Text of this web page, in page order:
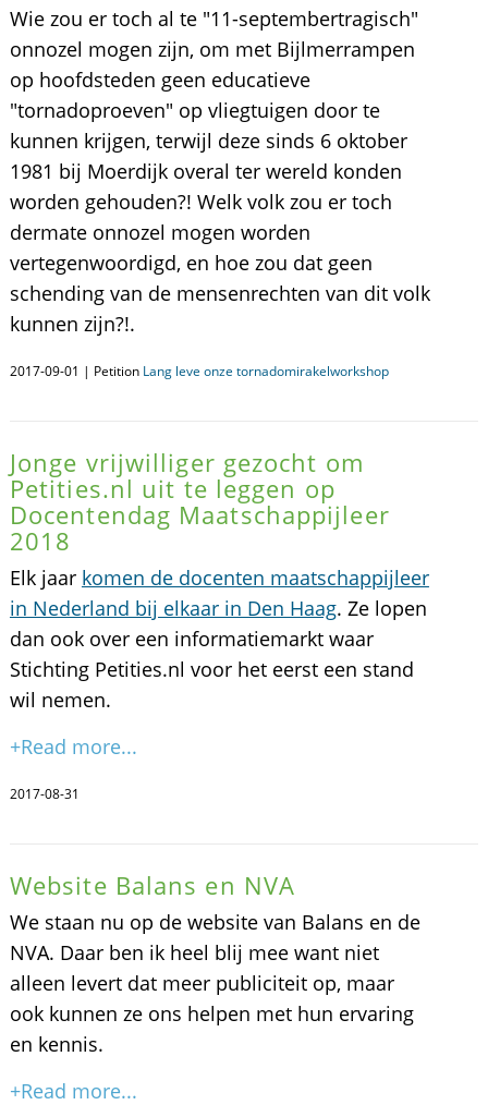
Wie zou er toch al te "11-septembertragisch"
onnozel mogen zijn, om met Bijlmerrampen
op hoofdsteden geen educatieve
"tornadoproeven" op vliegtuigen door te
kunnen krijgen, terwijl deze sinds 6 oktober
1981 bij Moerdijk overal ter wereld konden
worden gehouden?! Welk volk zou er toch
dermate onnozel mogen worden
vertegenwoordigd, en hoe zou dat geen
schending van de mensenrechten van dit volk
kunnen zijn?!.
2017-09-01 | Petition Lang leve onze tornadomirakelworkshop
Jonge vrijwilliger gezocht om
Petities.nl uit te leggen op
Docentendag Maatschappijleer
2018
Elk jaar komen de docenten maatschappijleer
in Nederland bij elkaar in Den Haag. Ze lopen
dan ook over een informatiemarkt waar
Stichting Petities.nl voor het eerst een stand
wil nemen.
+Read more...
2017-08-31
Website Balans en NVA
We staan nu op de website van Balans en de
NVA. Daar ben ik heel blij mee want niet
alleen levert dat meer publiciteit op, maar
ook kunnen ze ons helpen met hun ervaring
en kennis.
+Read more...